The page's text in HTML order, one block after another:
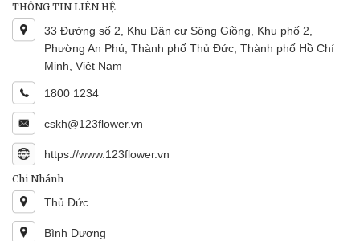
THÔNG TIN LIÊN HỆ
33 Đường số 2, Khu Dân cư Sông Giồng, Khu phố 2,
Phường An Phú, Thành phố Thủ Đức, Thành phố Hồ Chí
Minh, Việt Nam
1800 1234
cskh@123flower.vn
https://www.123flower.vn
Chi Nhánh
Thủ Đức
Bình Dương